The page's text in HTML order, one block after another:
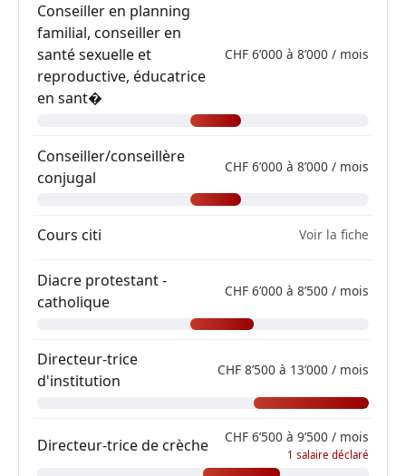
Conseiller en planning
familial, conseiller en
santé sexuelle et
reproductive, éducatrice
en sant�
CHF 6’000 à 8’000 / mois
Conseiller/conseillère
conjugal
CHF 6’000 à 8’000 / mois
Cours citi Voir la fiche
Diacre protestant -
catholique
CHF 6’000 à 8’500 / mois
Directeur-trice
d'institution
CHF 8’500 à 13’000 / mois
Directeur-trice de crèche CHF 6’500 à 9’500 / mois
1 salaire déclaré